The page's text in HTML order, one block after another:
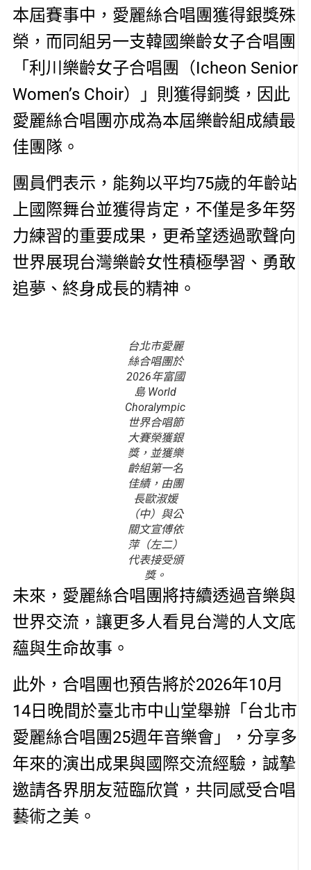
本屆賽事中，愛麗絲合唱團獲得銀獎殊
榮，而同組另一支韓國樂齡女子合唱團
「利川樂齡女子合唱團（Icheon Senior
Women’s Choir）」則獲得銅獎，因此
愛麗絲合唱團亦成為本屆樂齡組成績最
佳團隊。
團員們表示，能夠以平均75歲的年齡站
上國際舞台並獲得肯定，不僅是多年努
力練習的重要成果，更希望透過歌聲向
世界展現台灣樂齡女性積極學習、勇敢
追夢、終身成長的精神。
台北市愛麗
絲合唱團於
2026年富國
島 World
Choralympic
世界合唱節
大賽榮獲銀
獎，並獲樂
齡組第一名
佳績，由團
長歐淑媛
（中）與公
關文宣傅依
萍（左二）
代表接受頒
獎。
未來，愛麗絲合唱團將持續透過音樂與
世界交流，讓更多人看見台灣的人文底
蘊與生命故事。
此外，合唱團也預告將於2026年10月
14日晚間於臺北市中山堂舉辦「台北市
愛麗絲合唱團25週年音樂會」，分享多
年來的演出成果與國際交流經驗，誠摯
邀請各界朋友蒞臨欣賞，共同感受合唱
藝術之美。